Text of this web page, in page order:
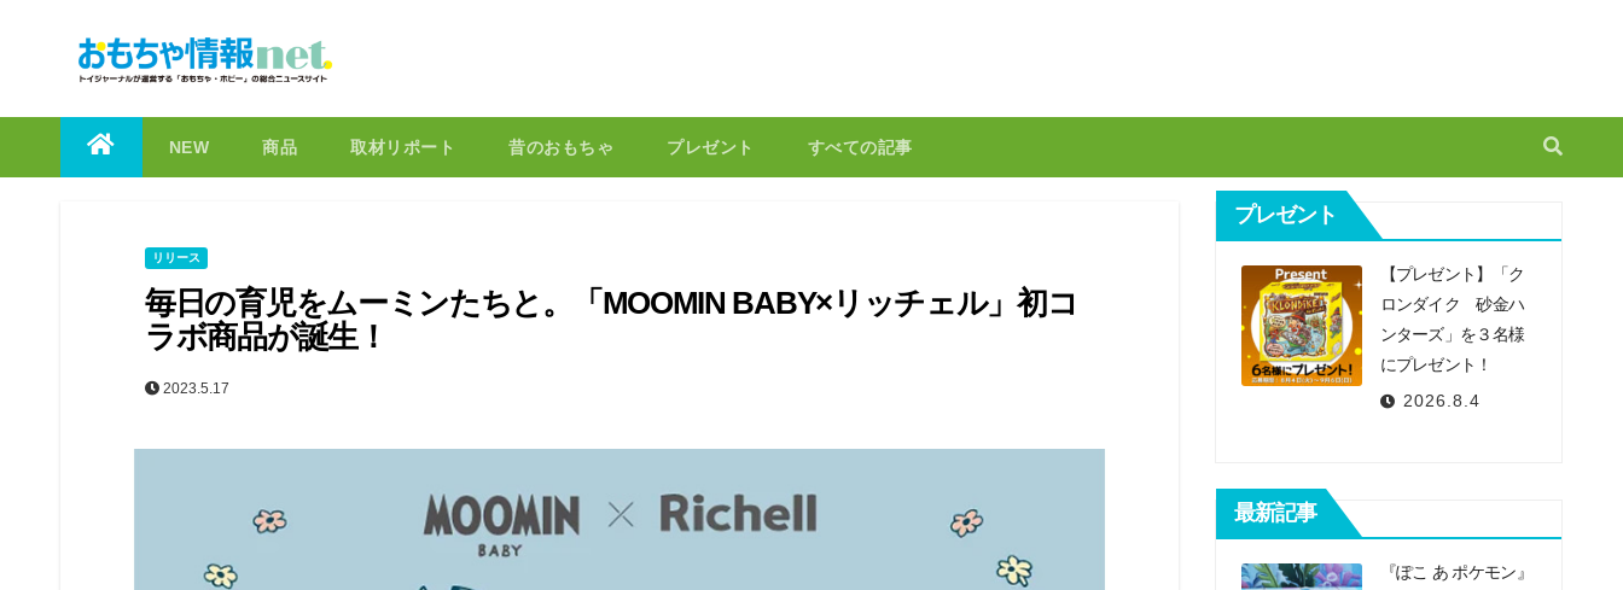
NEW 商品 取材リポート 昔のおもちゃ プレゼント すべての記事
リリース
毎日の育児をムーミンたちと。「MOOMIN BABY×リッチェル」初コ
ラボ商品が誕生！
2023.5.17
プレゼント
【プレゼント】「ク
ロンダイク 砂金ハ
ンターズ」を３名様
にプレゼント！
2026.8.4
最新記事
『ぽこ あ ポケモン』